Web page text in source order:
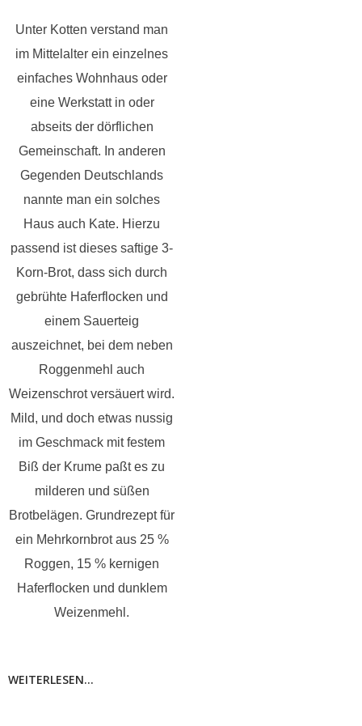
Unter Kotten verstand man
im Mittelalter ein einzelnes
einfaches Wohnhaus oder
eine Werkstatt in oder
abseits der dörflichen
Gemeinschaft. In anderen
Gegenden Deutschlands
nannte man ein solches
Haus auch Kate. Hierzu
passend ist dieses saftige 3-
Korn-Brot, dass sich durch
gebrühte Haferflocken und
einem Sauerteig
auszeichnet, bei dem neben
Roggenmehl auch
Weizenschrot versäuert wird.
Mild, und doch etwas nussig
im Geschmack mit festem
Biß der Krume paßt es zu
milderen und süßen
Brotbelägen. Grundrezept für
ein Mehrkornbrot aus 25 %
Roggen, 15 % kernigen
Haferflocken und dunklem
Weizenmehl.
WEITERLESEN...